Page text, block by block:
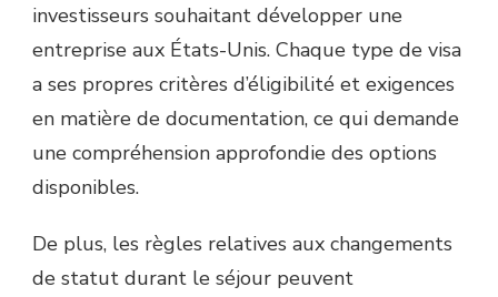
investisseurs souhaitant développer une
entreprise aux États-Unis. Chaque type de visa
a ses propres critères d’éligibilité et exigences
en matière de documentation, ce qui demande
une compréhension approfondie des options
disponibles.
De plus, les règles relatives aux changements
de statut durant le séjour peuvent